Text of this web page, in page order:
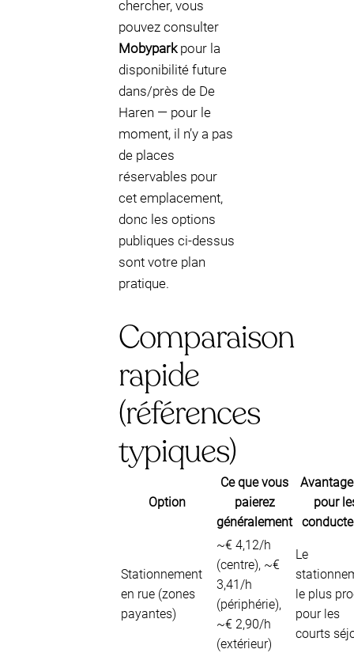
chercher, vous
pouvez consulter
Mobyparkpour la
disponibilité future
dans/près de De
Haren — pour le
moment, il n’y a pas
de places
réservables pour
cet emplacement,
donc les options
publiques ci-dessus
sont votre plan
pratique.
Comparaison
rapide
(références
typiques)
Option
Ce que vous
paierez
généralement
pour
Stationnement
en rue (zones
payantes)
~€ 4,12/h
(centre), ~€
3,41/h
(périphérie),
~€ 2,90/h
(extérieur)
Le
le plus
pour les
courts